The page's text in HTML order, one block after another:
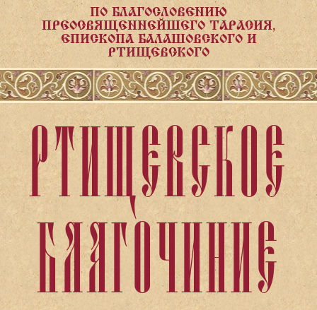
ПО БЛАГОСЛОВЕНИЮ
ПРЕОСВЯЩЕННЕЙШЕГО ТАРАСИЯ,
ЕПИСКОПА БАЛАШОВСКОГО И
РТИЩЕВСКОГО
РТИЩЕВСКОЕ
БЛАГОЧИНИЕ